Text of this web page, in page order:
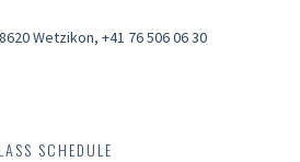
Wetzikon, +41 76 506 06 30
SCHEDULE